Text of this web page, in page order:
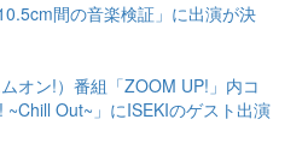
間の音楽検証」に出演が決
オン!）番組「ZOOM UP!」内コ
~Chill Out~」にISEKIのゲスト出演